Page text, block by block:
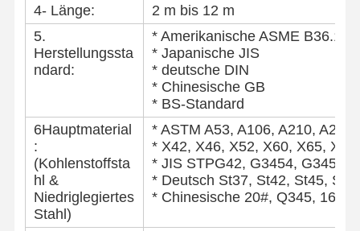
Spulen aus Edelstahl
Aluminiumstangen und -spulen
Kupferstreifen und Kupferstangen
Zinkbarren
Blei-Ingots und Blei-Platten
4- Länge:
2 m bis 12 m
5.
Herstellungssta
ndard:
* Amerikanische ASME
* Japanische JIS
* deutsche DIN
* Chinesische GB
* BS-Standard
6Hauptmaterial
:
(Kohlenstoffsta
hl &
Niedriglegiertes
Stahl)
* ASTM A53, A106, A210,
* X42, X46, X52, X60, X65, X70
* JIS STPG42, G3454, G3456
* Deutsch St37, St42, St45,
* Chinesische 20#, Q345, 16Mn